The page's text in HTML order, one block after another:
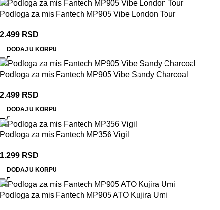
Podloga za mis Fantech MP905 Vibe London Tour
2.499 RSD
DODAJ U KORPU
Podloga za mis Fantech MP905 Vibe Sandy Charcoal
2.499 RSD
DODAJ U KORPU
Podloga za mis Fantech MP356 Vigil
1.299 RSD
DODAJ U KORPU
Podloga za mis Fantech MP905 ATO Kujira Umi